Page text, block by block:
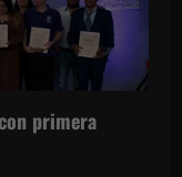
primera